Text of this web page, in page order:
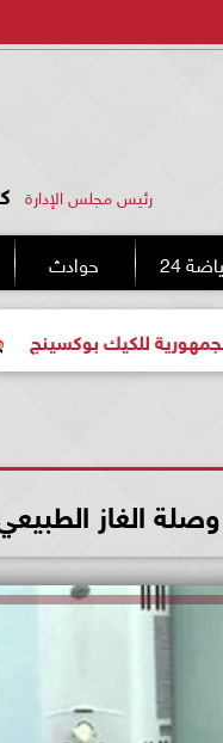
رئيس مجلس الإدارة
24 حوادث
بوكسينج
الغاز الطبيعي